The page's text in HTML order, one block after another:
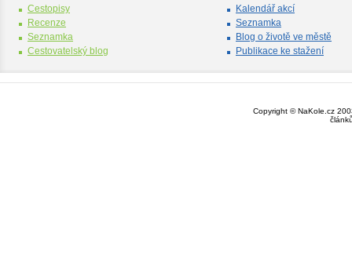
Cestopisy
Recenze
Seznamka
Cestovatelský blog
Kalendář akcí
Seznamka
Blog o životě ve městě
Publikace ke stažení
Copyright © NaKole.cz